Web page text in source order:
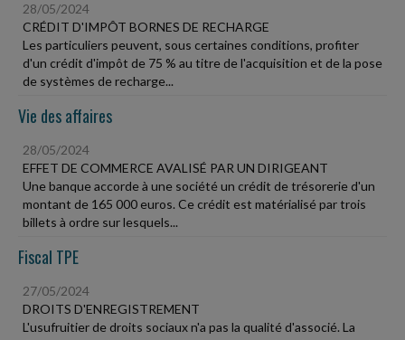
28/05/2024
CRÉDIT D'IMPÔT BORNES DE RECHARGE
Les particuliers peuvent, sous certaines conditions, profiter
d'un crédit d'impôt de 75 % au titre de l'acquisition et de la pose
de systèmes de recharge...
Vie des affaires
28/05/2024
EFFET DE COMMERCE AVALISÉ PAR UN DIRIGEANT
Une banque accorde à une société un crédit de trésorerie d'un
montant de 165 000 euros. Ce crédit est matérialisé par trois
billets à ordre sur lesquels...
Fiscal TPE
27/05/2024
DROITS D'ENREGISTREMENT
L'usufruitier de droits sociaux n'a pas la qualité d'associé. La